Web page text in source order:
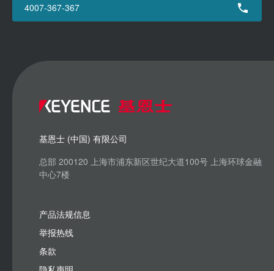
4007-367-367
基恩士 (中国) 有限公司
总部 200120 上海市浦东新区世纪大道100号 上海环球金融
中心7楼
产品法规信息
举报热线
条款